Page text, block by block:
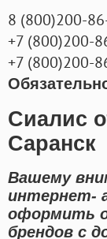
8 (800)200-
+7 (800)200-
+7 (800)200-
Сиалис
Саранск
Вашему
интернет-
оформить
брендов с